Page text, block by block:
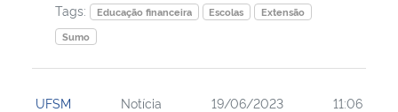
Tags:
Educação financeira Escolas
Extensão
Sumo
UFSM Notícia 19/06/2023 11:06